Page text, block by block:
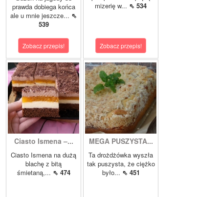
prawda dobiega końca
ale u mnie jeszcze... ⇖
539
Zobacz przepis!
mizerię w... ⇖ 534
Zobacz przepis!
Ciasto Ismena –...
Ciasto Ismena na dużą
blachę z bitą
śmietaną,... ⇖ 474
MEGA PUSZYSTA...
Ta drożdżówka wyszła
tak puszysta, że ciężko
było... ⇖ 451